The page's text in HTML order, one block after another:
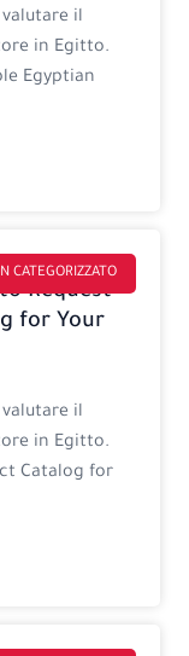
il
in Egitto.
Egyptian
CATEGORIZZATO
Request
for Your
il
in Egitto.
Catalog for